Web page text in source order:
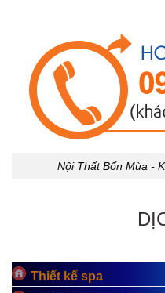
Nội Thất Bốn Mùa -
Thiết kế spa